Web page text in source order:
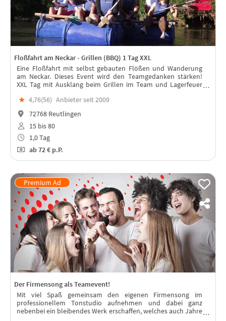
Floßfahrt am Neckar - Grillen (BBQ) 1 Tag XXL
Eine Floßfahrt mit selbst gebauten Flößen und Wanderung
am Neckar. Dieses Event wird den Teamgedanken stärken!
XXL Tag mit Ausklang beim Grillen im Team und Lagerfeuer
0513504
★ 4,76(56) Anbieter seit 2009
72768 Reutlingen
15 bis 80
1,0 Tag
ab72 € p.P.
Der Firmensong als Teamevent!
Mit viel Spaß gemeinsam den eigenen Firmensong im
professionellem Tonstudio aufnehmen und dabei ganz
nebenbei ein bleibendes Werk erschaffen, welches auch Jahre